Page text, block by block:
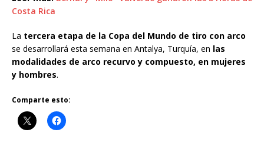
Costa Rica
La tercera etapa de la Copa del Mundo de tiro con arco
se desarrollará esta semana en Antalya, Turquía, en las
modalidades de arco recurvo y compuesto, en mujeres
y hombres.
Comparte esto: